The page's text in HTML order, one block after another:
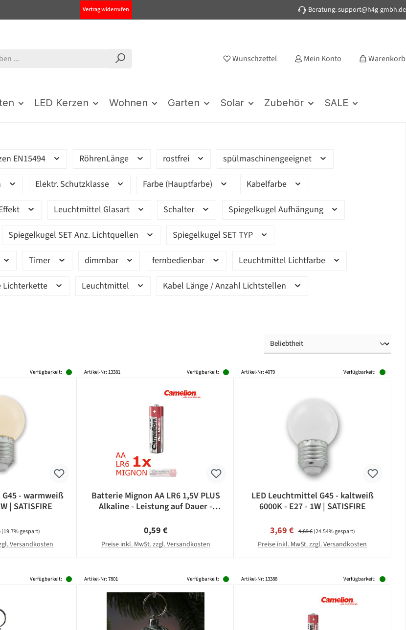
Vertrag widerrufen Beratung: support@h4g-gmbh.de
Wunschzettel Mein Konto Warenkorb
LED Kerzen Wohnen Garten Solar Zubehör SALE
EN15494 RöhrenLänge rostfrei spülmaschinengeeignet
Elektr. Schutzklasse Farbe (Hauptfarbe) Kabelfarbe
Leuchtmittel Glasart Schalter Spiegelkugel Aufhängung
Spiegelkugel SET Anz. Lichtquellen Spiegelkugel SET TYP
Timer dimmbar fernbedienbar Leuchtmittel Lichtfarbe
Lichterkette Leuchtmittel Kabel Länge / Anzahl Lichtstellen
Verfügbarkeit:
- warmweiß
| SATISFIRE
Preis:
(19.7% gespart)
Versandkosten
Artikel-Nr: 13381 Verfügbarkeit:
Batterie Mignon AA LR6 1,5V PLUS
Alkaline - Leistung auf Dauer -
Regulärer Preis:
0,59 €
Preise inkl. MwSt. zzgl. Versandkosten
Artikel-Nr: 4079 Verfügbarkeit:
LED Leuchtmittel G45 - kaltweiß
6000K - E27 - 1W | SATISFIRE
Verkaufspreis:
3,69 € Regulärer Preis:
4,89 €(24.54% gespart)
Preise inkl. MwSt. zzgl. Versandkosten
Verfügbarkeit: Artikel-Nr: 7801 Verfügbarkeit: Artikel-Nr: 13388 Verfügbarkeit: